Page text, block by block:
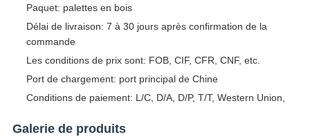
Paquet: palettes en bois
Délai de livraison: 7 à 30 jours après confirmation de la
commande
Les conditions de prix sont: FOB, CIF, CFR, CNF, etc.
Port de chargement: port principal de Chine
Conditions de paiement: L/C, D/A, D/P, T/T, Western Union,
Galerie de produits